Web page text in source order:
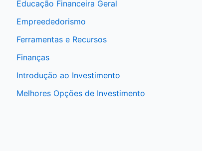
Educação Financeira Geral
Empreededorismo
Ferramentas e Recursos
Finanças
Introdução ao Investimento
Melhores Opções de Investimento